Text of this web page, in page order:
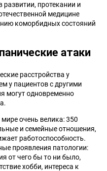
протекании и
медицине
коморбидных состояний
атаки
расстройства у
у пациентов с другими
могут одновременно
очень велика: 350
и семейные отношения,
работоспособность.
проявления патологии:
от чего бы то ни было,
хобби, интереса к